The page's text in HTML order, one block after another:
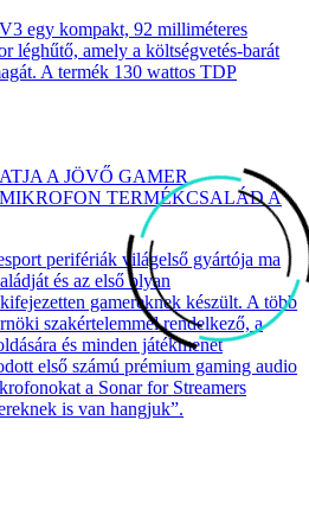
egy kompakt, 92 milliméteres
léghűtő, amely a költségvetés-barát
A termék 130 wattos TDP
A JÖVŐ GAMER
TERMÉKCSALÁD A
perifériák világelső gyártója ma
és az első olyan
gamereknek készült. A több
szakértelemmel rendelkező, a
és minden játékmenet
első számú prémium gaming audio
a Sonar for Streamers
is van hangjuk”.